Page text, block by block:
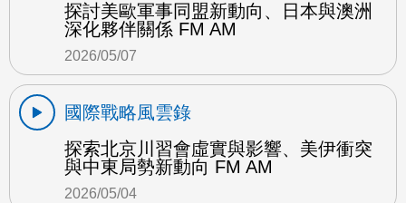
探討美歐軍事同盟新動向、日本與澳洲
深化夥伴關係 FM AM
2026/05/07
國際戰略風雲錄
探索北京川習會虛實與影響、美伊衝突
與中東局勢新動向 FM AM
2026/05/04